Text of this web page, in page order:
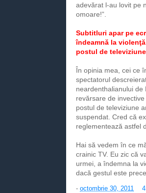
adevărat l-au lovit pe
omoare!”.
Subtitluri apar pe
îndeamnă la
postul de
În opinia mea, cei ce
spectatorul
neardenthalianului de
revărsare de
postul de televiziune
suspendat. Cred că
reglementează astfel
Hai să vedem în ce
crainic TV. Eu zic că
urmei, a îndemna la
dacă gestul este
- octombrie 30, 2011